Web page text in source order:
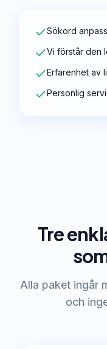
Sökord
Vi förstår den
Erfarenhet av
Personlig
Tre
Alla paket ingår
och